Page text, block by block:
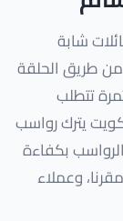
شابة
طريق الحلقة
تتطلب
يترك رواسب
بكفاءة
وعملاء